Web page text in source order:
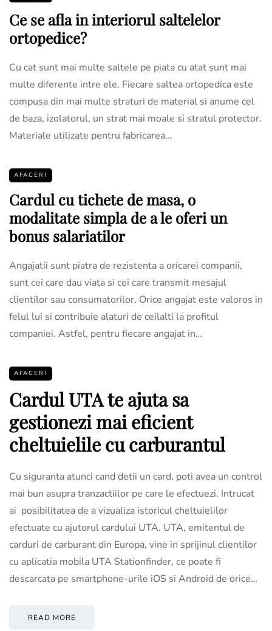
Ce se afla in interiorul saltelelor
ortopedice?
Cu cat sunt mai multe saltele pe piata cu atat sunt mai
multe diferente intre ele. Fiecare saltea ortopedica este
compusa din mai multe straturi de material si anume cel
de baza, izolatorul, un strat mai moale si stratul protector.
Materiale utilizate pentru fabricarea…
AFACERI
Cardul cu tichete de masa, o
modalitate simpla de a le oferi un
bonus salariatilor
Angajatii sunt piatra de rezistenta a oricarei companii,
sunt cei care dau viata si cei care transmit mesajul
clientilor sau consumatorilor. Orice angajat este valoros in
felul lui si contribuie alaturi de ceilalti la profitul
companiei. Astfel, pentru fiecare angajat in…
AFACERI
Cardul UTA te ajuta sa
gestionezi mai eficient
cheltuielile cu carburantul
Cu siguranta atunci cand detii un card, poti avea un control
mai bun asupra tranzactiilor pe care le efectuezi. Intrucat
ai posibilitatea de a vizualiza istoricul cheltuielilor
efectuate cu ajutorul cardului UTA. UTA, emitentul de
carduri de carburant din Europa, vine in sprijinul clientilor
cu aplicatia mobila UTA Stationfinder, ce poate fi
descarcata pe smartphone-urile iOS si Android de orice…
READ MORE